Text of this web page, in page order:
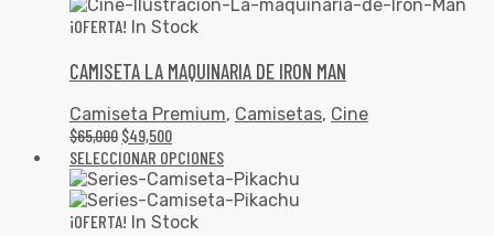
¡OFERTA! In Stock
CAMISETA LA MAQUINARIA DE IRON MAN
Camiseta Premium, Camisetas, Cine
$65,000 $49,500
SELECCIONAR OPCIONES
¡OFERTA! In Stock